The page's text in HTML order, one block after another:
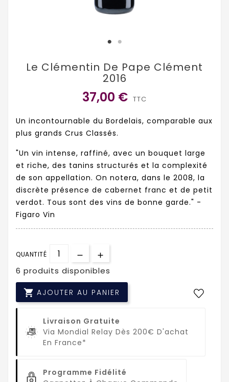
Le Clémentin De Pape Clément
2016
37,00 € TTC
Un incontournable du Bordelais, comparable aux
plus grands Crus Classés.
"Un vin intense, raffiné, avec un bouquet large
et riche, des tanins structurés et la complexité
de son appellation. On notera, dans le 2008, la
discrète présence de cabernet franc et de petit
verdot. Tous sont des vins de bonne garde." -
Figaro Vin
QUANTITÉ
6 produits disponibles
 AJOUTER AU PANIER
Livraison Gratuite
Via Mondial Relay Dès 200€ D'achat
En France*
Programme Fidélité